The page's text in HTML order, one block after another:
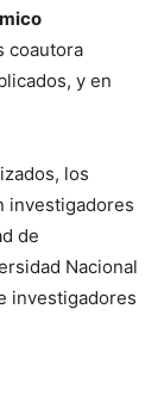
coautora
y en
los
investigadores
de
Nacional
investigadores